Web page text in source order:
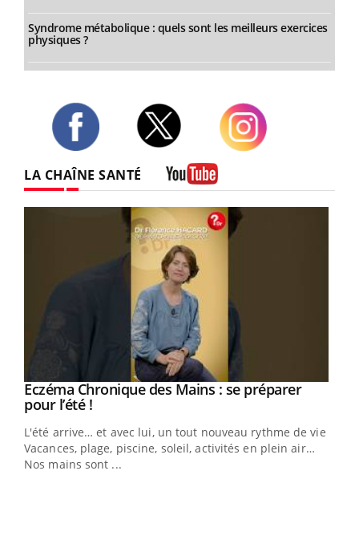
Syndrome métabolique : quels sont les meilleurs exercices
physiques ?
LA CHAÎNE SANTÉ
Youtube
Eczéma Chronique des Mains : se préparer
pour l’été !Youtube
L'été arrive… et avec lui, un tout nouveau rythme de vie !
Vacances, plage, piscine, soleil, activités en plein air…
Nos mains sont ...